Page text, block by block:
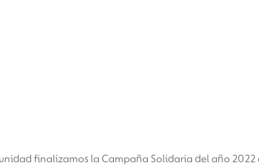
finalizamos la Campaña Solidaria del año 2022